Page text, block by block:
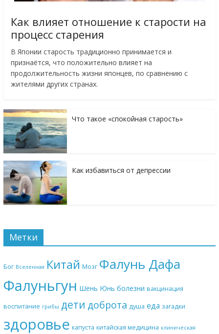
Как влияет отношение к старости на
процесс старения
В Японии старость традиционно принимается и
признаётся, что положительно влияет на
продолжительность жизни японцев, по сравнению с
жителями других странах.
Что такое «спокойная старость»
Как избавиться от депрессии
Метки
Бог Вселенная Китай Мозг Фалунь Дафа
Фалуньгун Шень Юнь болезни вакцинация
воспитание грибы дети доброта душа еда загадки
здоровье капуста китайская медицина клиническая